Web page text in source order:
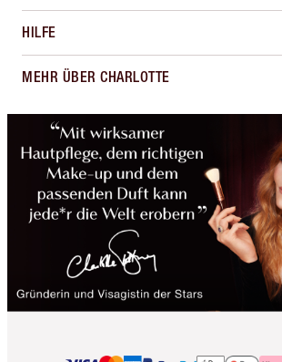
HILFE
MEHR ÜBER CHARLOTTE